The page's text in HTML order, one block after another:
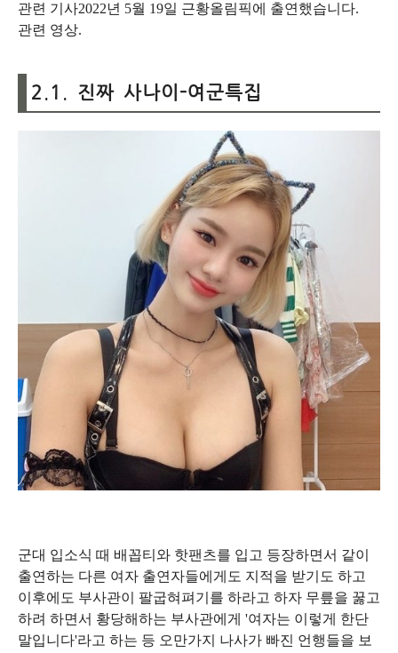
관련 기사2022년 5월 19일 근황올림픽에 출연했습니다.
관련 영상.
2.1. 진짜 사나이-여군특집
군대 입소식 때 배꼽티와 핫팬츠를 입고 등장하면서 같이
출연하는 다른 여자 출연자들에게도 지적을 받기도 하고
이후에도 부사관이 팔굽혀펴기를 하라고 하자 무릎을 꿇고
하려 하면서 황당해하는 부사관에게 '여자는 이렇게 한단
말입니다'라고 하는 등 오만가지 나사가 빠진 언행들을 보